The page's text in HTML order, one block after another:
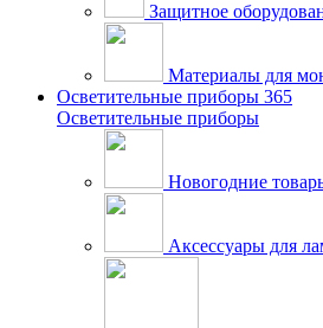
Защитное
Материалы для
Осветительные приборы 365
Осветительные приборы
Новогодние
Аксессуары для